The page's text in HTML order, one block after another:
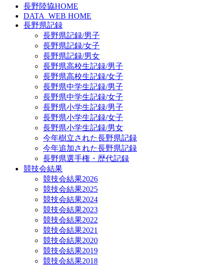
長野陸協HOME
DATA_WEB HOME
長野県記録
長野県記録/男子
長野県記録/女子
長野県記録/男女
長野県高校生記録/男子
長野県高校生記録/女子
長野県中学生記録/男子
長野県中学生記録/女子
長野県小学生記録/男子
長野県小学生記録/女子
長野県小学生記録/男女
今年樹立された長野県記録
今年追加された長野県記録
長野県選手権・歴代記録
競技会結果
競技会結果2026
競技会結果2025
競技会結果2024
競技会結果2023
競技会結果2022
競技会結果2021
競技会結果2020
競技会結果2019
競技会結果2018